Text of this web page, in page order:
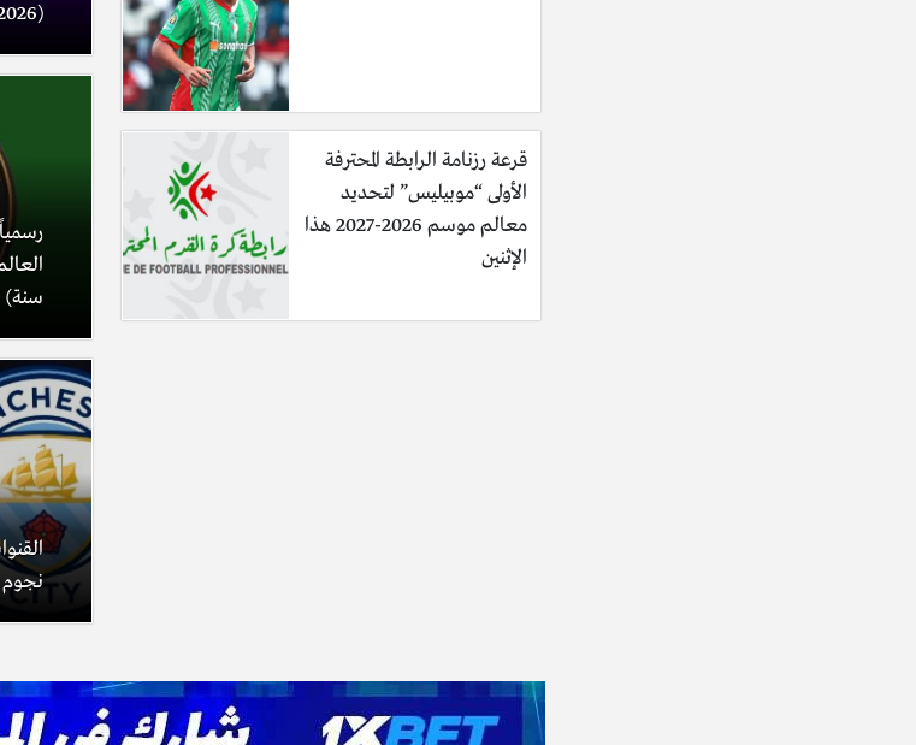
قرعة رزنامة الرابطة المحترفة
الأولى “موبيليس” لتحديد
معالم موسم 2026-2027 هذا
الإثنين
(2026-2027) في المنطقة العربية.
سنة)
نجوم